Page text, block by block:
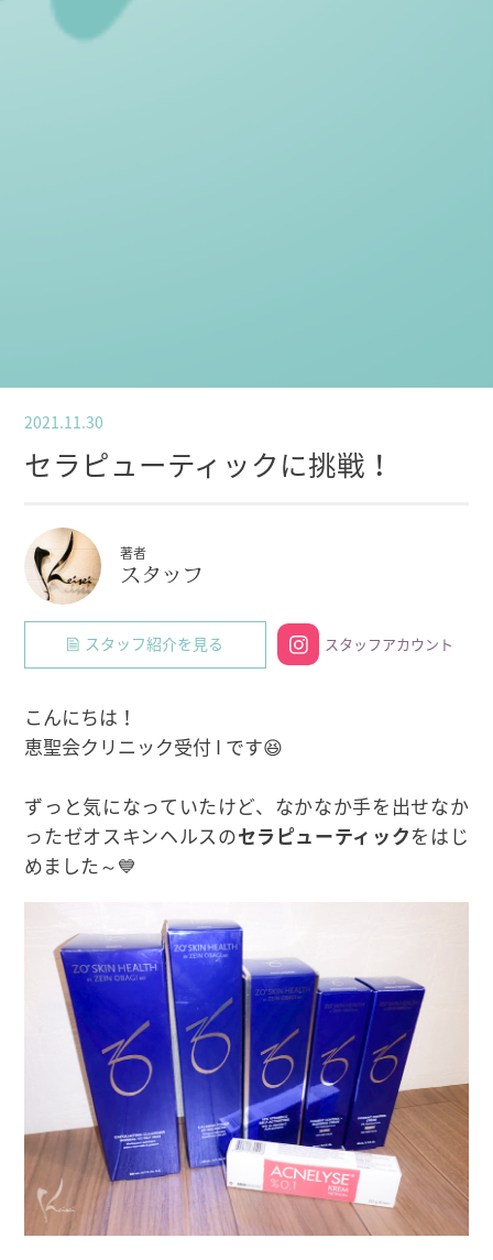
2021.11.30
セラピューティックに挑戦！
著者
スタッフ
スタッフ紹介を見る スタッフアカウント
こんにちは！
恵聖会クリニック受付 I です😆
ずっと気になっていたけど、なかなか手を出せなか
ったゼオスキンヘルスのセラピューティックをはじ
めました～💙